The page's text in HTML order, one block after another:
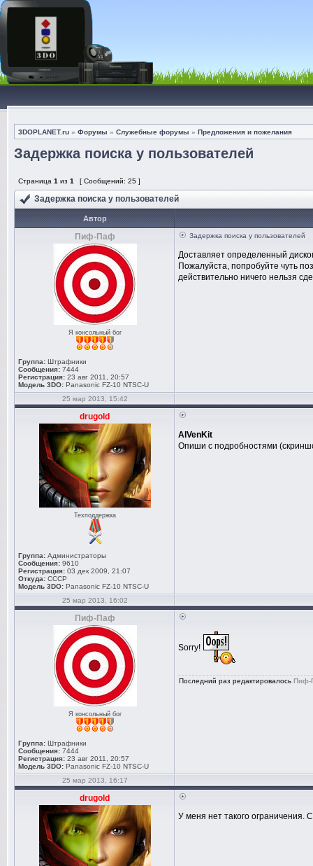
3DOPLANET.ru » Форумы » Служебные форумы » Предложения и пожелания
Задержка поиска у пользователей
Страница 1 из 1 [ Сообщений: 25 ]
Задержка поиска у пользователей
Автор
Пиф-Паф
Я консольный бог
Группа: Штрафники
Сообщения: 7444
Регистрация: 23 авг 2011, 20:57
Модель 3DO: Panasonic FZ-10 NTSC-U
Задержка поиска у пользователей
Доставляет определенный
Пожалуйста, попробуйте чуть
действительно ничего нельзя
25 мар 2013, 15:42
drugold
Техподдержка
Группа: Администраторы
Сообщения: 9610
Регистрация: 03 дек 2009, 21:07
Откуда: СССР
Модель 3DO: Panasonic FZ-10 NTSC-U
AlVenKit
Опиши с подробностями
25 мар 2013, 16:02
Пиф-Паф
Я консольный бог
Группа: Штрафники
Сообщения: 7444
Регистрация: 23 авг 2011, 20:57
Модель 3DO: Panasonic FZ-10 NTSC-U
Sorry!
Последний раз редактировалось Пиф-
25 мар 2013, 16:17
drugold
У меня нет такого ограничения.